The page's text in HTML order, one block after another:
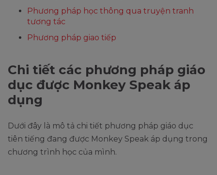
Phương pháp học thông qua truyện tranh
tương tác
Phương pháp giao tiếp
Chi tiết các phương pháp giáo
dục được Monkey Speak áp
dụng
Dưới đây là mô tả chi tiết phương pháp giáo dục
tiên tiếng đang được Monkey Speak áp dụng trong
chương trình học của mình.